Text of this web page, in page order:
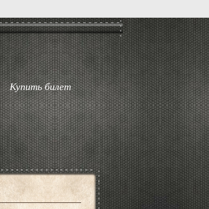
Купить билет